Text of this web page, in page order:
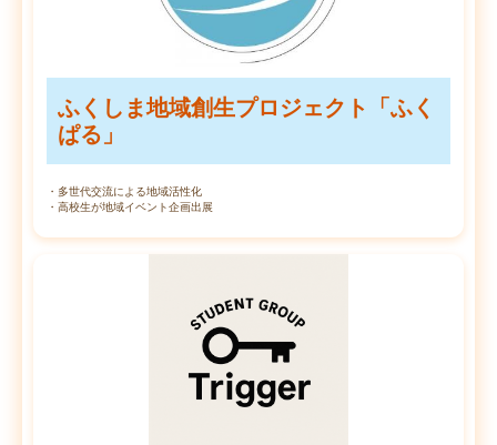
ふくしま地域創生プロジェクト「ふく
ぱる」
・多世代交流による地域活性化
・高校生が地域イベント企画出展